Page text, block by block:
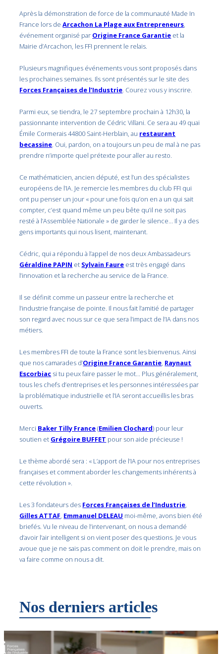
Après la démonstration de force de la communauté Made In
France lors deArcachon La Plage aux Entrepreneurs,
événement organisé par Origine France Garantie et la
Mairie d’Arcachon, les FFI prennent le relais.
Plusieurs magnifiques événements vous sont proposés dans
les prochaines semaines. Ils sont présentés sur le site des
Forces Françaises de l’Industrie. Courez vous y inscrire.
Parmi eux, se tiendra, le 27 septembre prochain à 12h30, la
passionnante intervention de Cédric Villani. Ce sera au 49 quai
Émile Cormerais 44800 Saint-Herblain, au restaurant
becassine. Oui, pardon, on a toujours un peu de mal à ne pas
prendre n’importe quel prétexte pour aller au resto.
Ce mathématicien, ancien député, est l’un des spécialistes
européens de l’IA. Je remercie les membres du club FFI qui
ont pu penser un jour « pour une fois qu’on en a un qui sait
compter, c’est quand même un peu bête qu’il ne soit pas
resté à l’Assemblée Nationale » de garder le silence… Il y a des
gens importants qui nous lisent, maintenant.
Cédric, qui a répondu à l’appel de nos deux Ambassadeurs
Géraldine PAPIN et Sylvain Faure est très engagé dans
l’innovation et la recherche au service de la France.
Il se définit comme un passeur entre la recherche et
l’industrie française de pointe. Il nous fait l’amitié de partager
son regard avec nous sur ce que sera l’impact de l’IA dans nos
métiers.
Les membres FFI de toute la France sont les bienvenus. Ainsi
que nos camarades d’Origine France Garantie, Raynaut
Escorbiac si tu peux faire passer le mot… Plus généralement,
tous les chefs d’entreprises et les personnes intéressées par
la problématique industrielle et l’IA seront accueillis les bras
ouverts.
Merci Baker Tilly France(Emilien Clochard) pour leur
soutien et Grégoire BUFFET pour son aide précieuse !
Le thème abordé sera : « L’apport de l’IA pour nos entreprises
françaises et comment aborder les changements inhérents à
cette révolution ».
Les 3 fondateurs des Forces Françaises de l’Industrie,
Gilles ATTAF, Emmanuel DELEAU moi-même, avons bien été
briefés. Vu le niveau de l’intervenant, on nous a demandé
d’avoir l’air intelligent si on vient poser des questions. Je vous
avoue que je ne sais pas comment on doit le prendre, mais on
va faire comme on nous a dit.
Nos derniers articles